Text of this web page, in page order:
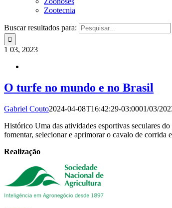
Zootecnia
Buscar resultados para:
1 03, 2023
O turfe no mundo e no Brasil
Gabriel Couto2024-04-08T16:42:29-03:0001/03/
Histórico Uma das atividades esportivas seculares
fomentar, selecionar e aprimorar o cavalo de
Realização